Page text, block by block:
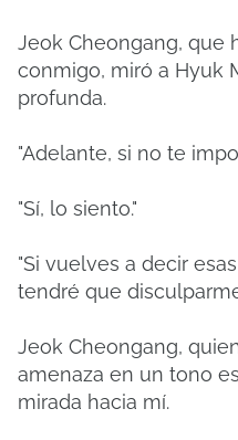
Jeok Cheongang, que
conmigo, miró a Hyuk
profunda.
"Adelante, si no te
"Sí, lo siento."
"Si vuelves a decir
tendré que
Jeok Cheongang,
amenaza en un tono
mirada hacia mí.